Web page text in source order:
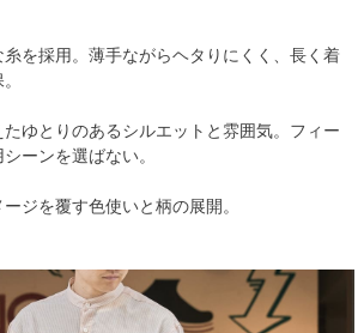
糸を採用。薄手ながらヘタりにくく、長く着
たゆとりのあるシルエットと雰囲気。フィー
ーンを選ばない。
ジを覆す色使いと柄の展開。